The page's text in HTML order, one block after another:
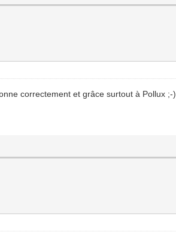
correctement et grâce surtout à Pollux ;-)